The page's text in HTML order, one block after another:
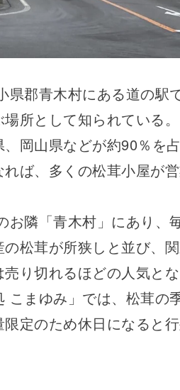
県郡青木村にある道の駅
所として知られている。
岡山県などが約90％を
ば、多くの松茸小屋が
お隣「青木村」にあり、
松茸が所狭しと並び、
り切れるほどの人気とな
こまゆみ」では、松茸の
定のため休日になると